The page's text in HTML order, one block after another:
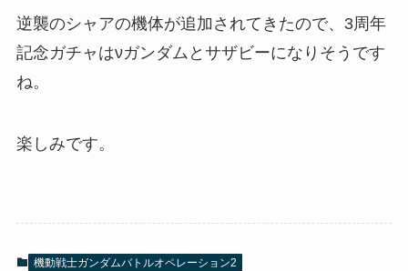
逆襲のシャアの機体が追加されてきたので、3周年
記念ガチャはνガンダムとサザビーになりそうです
ね。
楽しみです。
機動戦士ガンダムバトルオペレーション2